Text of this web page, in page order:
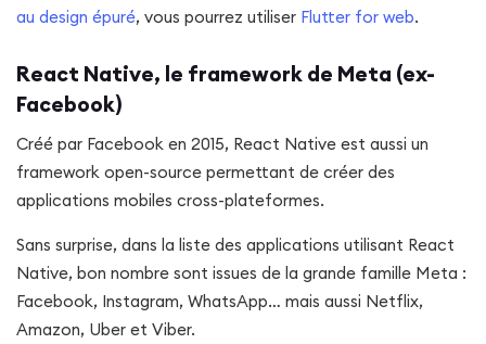
au design épuré, vous pourrez utiliser Flutter for web.
React Native, le framework de Meta (ex-
Facebook)
Créé par Facebook en 2015, React Native est aussi un
framework open-source permettant de créer des
applications mobiles cross-plateformes.
Sans surprise, dans la liste des applications utilisant React
Native, bon nombre sont issues de la grande famille Meta :
Facebook, Instagram, WhatsApp… mais aussi Netflix,
Amazon, Uber et Viber.